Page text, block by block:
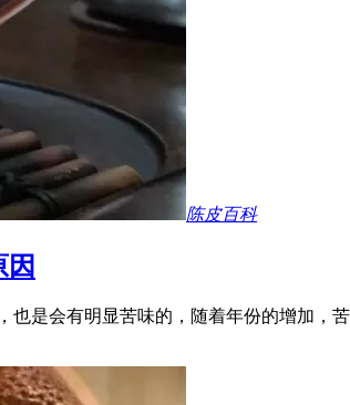
陈皮百科
也是会有明显苦味的，随着年份的增加，